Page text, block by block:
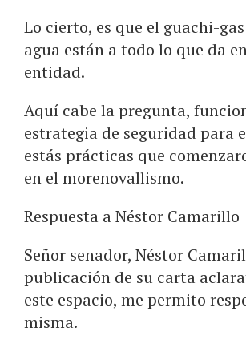
Lo cierto, es que el guachi-
agua están a todo lo que da
entidad.
Aquí cabe la pregunta,
estrategia de seguridad para
estás prácticas que
en el morenovallismo.
Respuesta a Néstor Camarillo
Señor senador, Néstor
publicación de su carta
este espacio, me permito
misma.